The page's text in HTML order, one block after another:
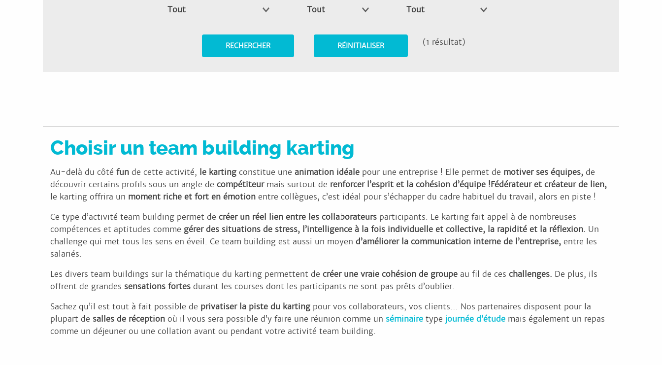
(1 résultat)
Choisir un team building karting
Au-delà du côté fun de cette activité, le karting constitue une animation idéale pour une entreprise ! Elle permet de motiver ses équipes, de
découvrir certains profils sous un angle de compétiteurmais surtout de renforcer l’esprit et la cohésion d’équipe !Fédérateur et créateur de lien,
le karting offrira un moment riche et fort en émotion entre collègues, c’est idéal pour s’échapper du cadre habituel du travail, alors en piste !
Ce type d’activité team building permet de créer un réel lien entre les collaborateurs participants. Le karting fait appel à de nombreuses
compétences et aptitudes comme gérer des situations de stress, l’intelligence à la fois individuelle et collective, la rapidité et la réflexion. Un
challenge qui met tous les sens en éveil. Ce team building est aussi un moyen d’améliorer la communication interne de l’entreprise, entre les
salariés.
Les divers team buildings sur la thématique du karting permettent de créer une vraie cohésion de groupe au fil de ces challenges. De plus, ils
offrent de grandes sensations fortes durant les courses dont les participants ne sont pas prêts d’oublier.
Sachez qu’il est tout à fait possible de privatiser la piste du karting pour vos collaborateurs, vos clients… Nos partenaires disposent pour la
plupart de salles de réception où il vous sera possible d’y faire une réunion comme un séminaire type journée d’étude mais également un repas
comme un déjeuner ou une collation avant ou pendant votre activité team building.